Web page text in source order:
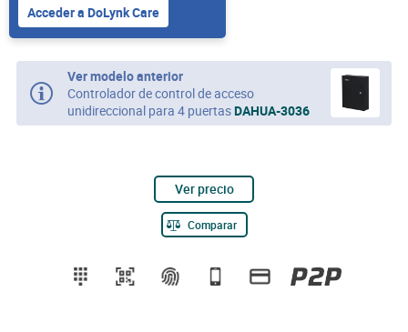
Acceder a DoLynk Care
Ver modelo anterior
Controlador de control de acceso
unidireccional para 4 puertasDAHUA-3036
Ver precio
Comparar